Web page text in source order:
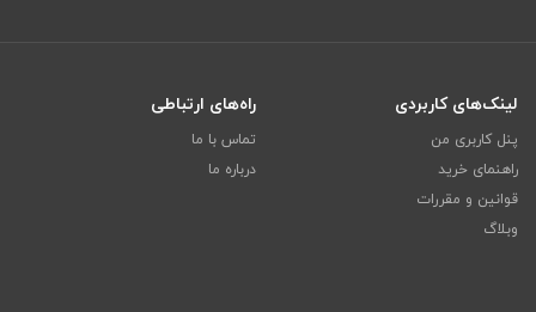
لینک‌های کاربردی
پنل کاربری من
راهنمای خرید
قوانین و مقررات
وبلاگ
راه‌های ارتباطی
تماس با ما
درباره ما